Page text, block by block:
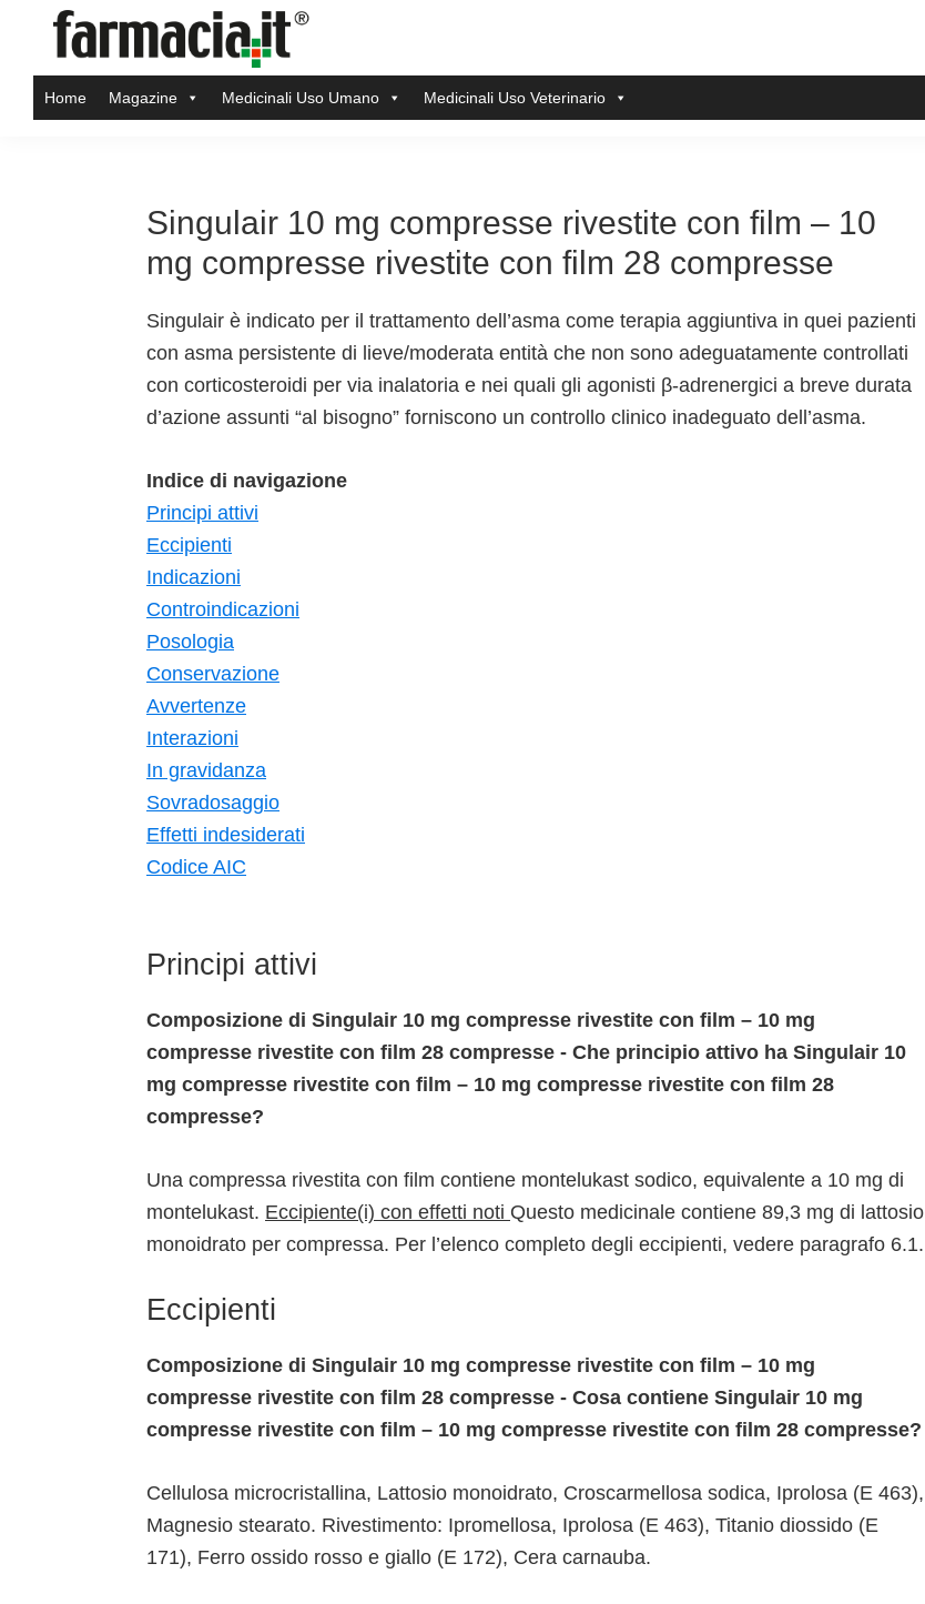
primary
main
primary
footerFarmacia.it
magazine
Home Magazine Medicinali Uso Umano Medicinali Uso Veterinario
Singulair 10 mg compresse rivestite con film – 10
mg compresse rivestite con film 28 compresse
Singulair è indicato per il trattamento dell’asma come terapia aggiuntiva in quei pazienti
con asma persistente di lieve/moderata entità che non sono adeguatamente controllati
con corticosteroidi per via inalatoria e nei quali gli agonisti β-adrenergici a breve durata
d’azione assunti “al bisogno” forniscono un controllo clinico inadeguato dell’asma.
Indice di navigazione
Principi attivi
Eccipienti
Indicazioni
Controindicazioni
Posologia
Conservazione
Avvertenze
Interazioni
In gravidanza
Sovradosaggio
Effetti indesiderati
Codice AIC
Principi attivi
Composizione di Singulair 10 mg compresse rivestite con film – 10 mg
compresse rivestite con film 28 compresse - Che principio attivo ha Singulair 10
mg compresse rivestite con film – 10 mg compresse rivestite con film 28
compresse?
Una compressa rivestita con film contiene montelukast sodico, equivalente a 10 mg di
montelukast. Eccipiente(i) con effetti noti Questo medicinale contiene 89,3 mg di lattosio
monoidrato per compressa. Per l’elenco completo degli eccipienti, vedere paragrafo 6.1.
Eccipienti
Composizione di Singulair 10 mg compresse rivestite con film – 10 mg
compresse rivestite con film 28 compresse - Cosa contiene Singulair 10 mg
compresse rivestite con film – 10 mg compresse rivestite con film 28 compresse?
Cellulosa microcristallina, Lattosio monoidrato, Croscarmellosa sodica, Iprolosa (E 463),
Magnesio stearato. Rivestimento: Ipromellosa, Iprolosa (E 463), Titanio diossido (E
171), Ferro ossido rosso e giallo (E 172), Cera carnauba.